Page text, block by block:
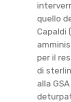
quello
Capaldi
per il
di
alla